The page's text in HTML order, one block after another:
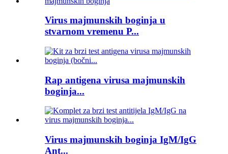
Virus majmunskih boginja u
stvarnom vremenu P...
Rap antigena virusa majmunskih
boginja...
Virus majmunskih boginja IgM/IgG
Ant...